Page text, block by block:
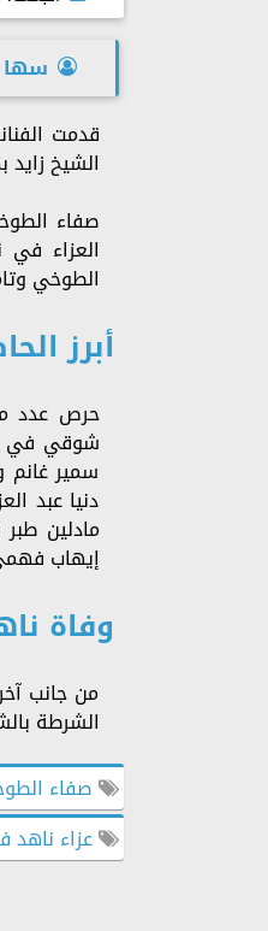
قدمت
الشيخ
صفاء
العزاء
الطوخي
أبرز
حرص عدد
شوقي في
سمير غانم
دنيا عبد
مادلين
إيهاب
وفاة
من جانب
الشرطة
صفاء
عزاء